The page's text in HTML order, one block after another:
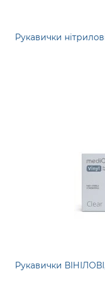
Рукавички
Рукавички